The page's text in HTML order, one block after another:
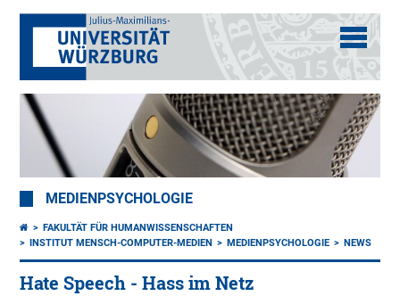
MEDIENPSYCHOLOGIE
FAKULTÄT FÜR HUMANWISSENSCHAFTEN
INSTITUT MENSCH-COMPUTER-MEDIEN
MEDIENPSYCHOLOGIE NEWS
Hate Speech - Hass im Netz